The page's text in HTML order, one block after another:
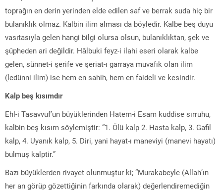
toprağın en derin yerinden elde edilen saf ve berrak suda hiç bir
bulanıklık olmaz. Kalbin ilim alması da böyledir. Kalbe beş duyu
vasıtasıyla gelen hangi bilgi olursa olsun, bulanıklıktan, şek ve
şüpheden ari değildir. Hâlbuki feyz-i ilahi eseri olarak kalbe
gelen, sünnet-i şerife ve şeriat-ı garraya muvafık olan ilim
(ledünni ilim) ise hem en sahih, hem en faideli ve kesindir.
Kalp beş kısımdır
Ehl-i Tasavvuf’un büyüklerinden Hatem-i Esam kuddise sırruhu,
kalbin beş kısım söylemiştir: “1. Ölü kalp 2. Hasta kalp, 3. Gafil
kalp, 4. Uyanık kalp, 5. Diri, yani hayat-ı maneviyi (manevi hayatı)
bulmuş kalptir.”
Bazı büyüklerden rivayet olunmuştur ki; “Murakabeyle (Allah’ın
her an görüp gözettiğinin farkında olarak) değerlendiremediğin